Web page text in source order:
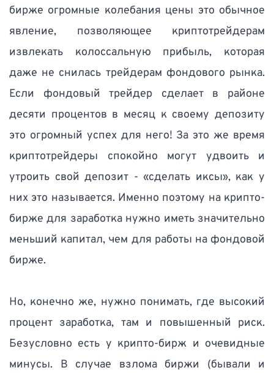
бирже огромные колебания цены это обычное
явление, позволяющее криптотрейдерам
извлекать колоссальную прибыль, которая
даже не снилась трейдерам фондового рынка.
Если фондовый трейдер сделает в районе
десяти процентов в месяц к своему депозиту
это огромный успех для него! За это же время
криптотрейдеры спокойно могут удвоить и
утроить свой депозит - «сделать иксы», как у
них это называется. Именно поэтому на крипто-
бирже для заработка нужно иметь значительно
меньший капитал, чем для работы на фондовой
бирже.
Но, конечно же, нужно понимать, где высокий
процент заработка, там и повышенный риск.
Безусловно есть у крипто-бирж и очевидные
минусы. В случае взлома биржи (бывали и